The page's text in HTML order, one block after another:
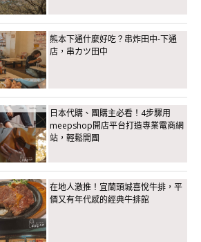
熊本下通什麼好吃？串炸田中-下通
店，串カツ田中
日本代購、團購主必看！4步驟用
meepshop開店平台打造專業電商網
站，輕鬆開團
在地人激推！宜蘭頭城喜悅牛排，平
價又有年代感的經典牛排館